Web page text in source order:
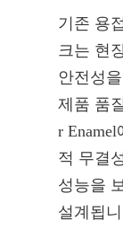
기존 용
크는 현
안전성
제품 품
r
적 무결
성능을
설계됩